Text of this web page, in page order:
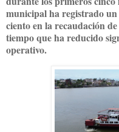
municipal ha registrado
ciento en la recaudación
tiempo que ha reducido
operativo.